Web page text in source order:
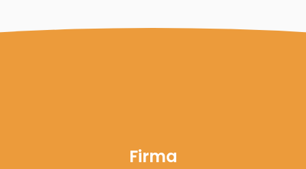
Firma